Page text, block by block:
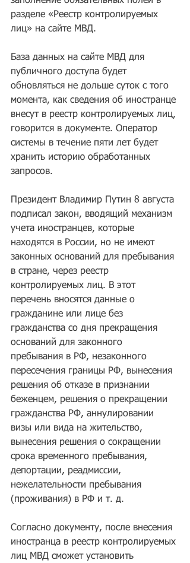
разделе «Реестр контролируемых
лиц» на сайте МВД.
База данных на сайте МВД для
публичного доступа будет
обновляться не дольше суток с того
момента, как сведения об иностранце
внесут в реестр контролируемых лиц,
говорится в документе. Оператор
системы в течение пяти лет будет
хранить историю обработанных
запросов.
Президент Владимир Путин 8 августа
подписал закон, вводящий механизм
учета иностранцев, которые
находятся в России, но не имеют
законных оснований для пребывания
в стране, через реестр
контролируемых лиц. В этот
перечень вносятся данные о
гражданине или лице без
гражданства со дня прекращения
оснований для законного
пребывания в РФ, незаконного
пересечения границы РФ, вынесения
решения об отказе в признании
беженцем, решения о прекращении
гражданства РФ, аннулировании
визы или вида на жительство,
вынесения решения о сокращении
срока временного пребывания,
депортации, реадмиссии,
нежелательности пребывания
(проживания) в РФ и т. д.
Согласно документу, после внесения
иностранца в реестр контролируемых
лиц МВД сможет установить